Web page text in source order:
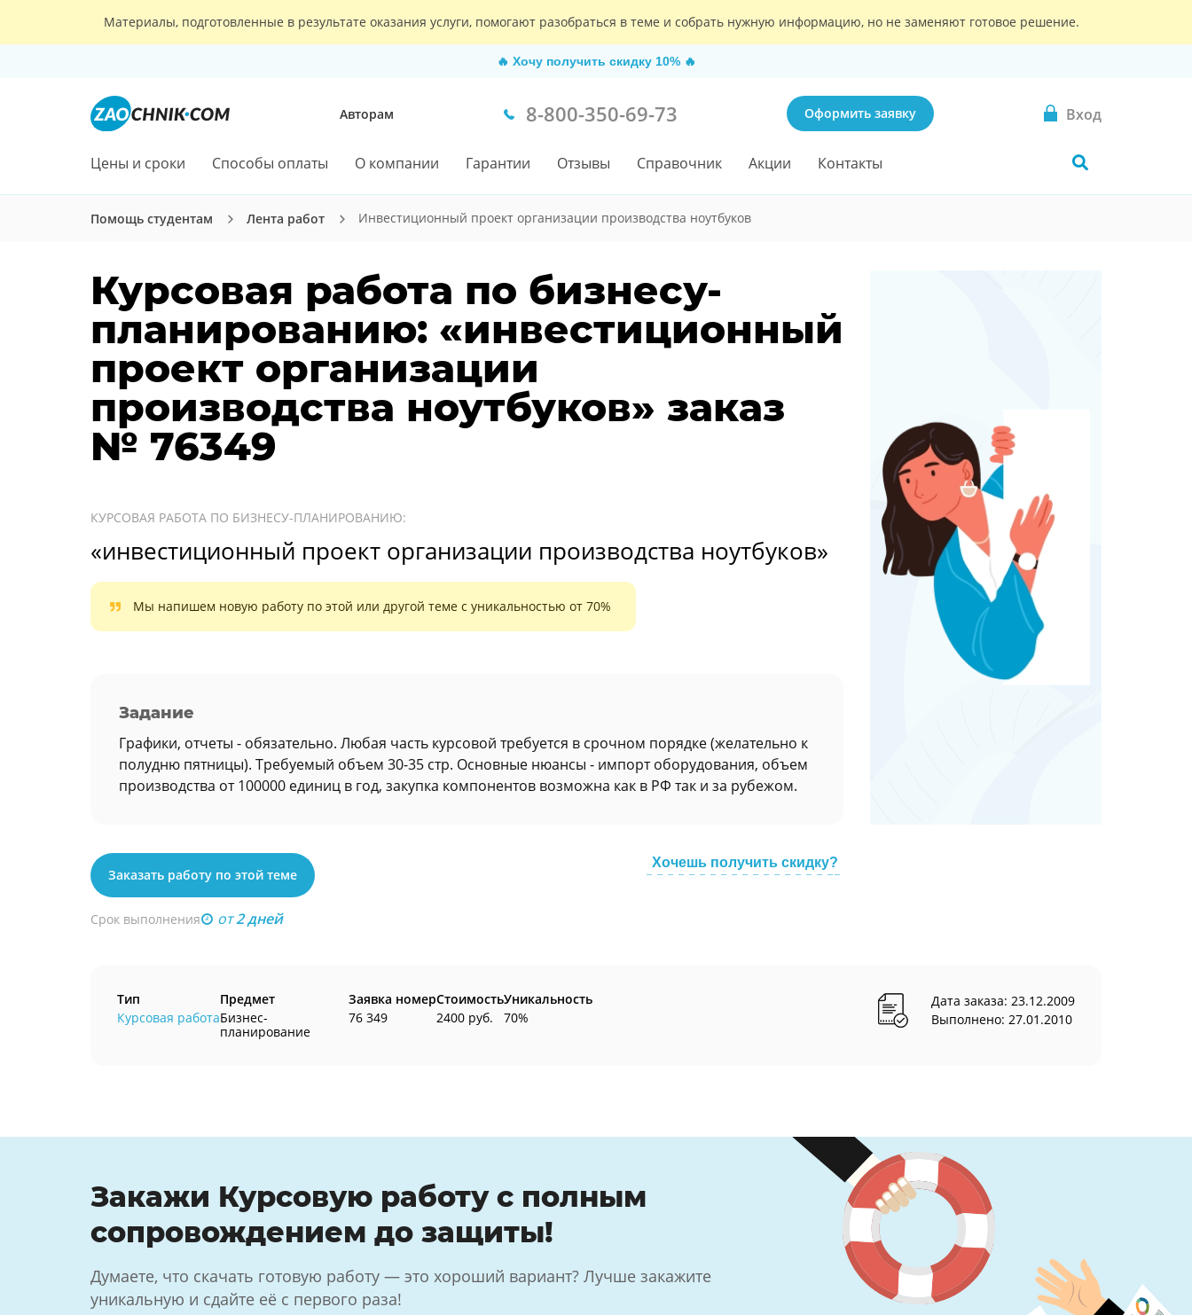
Материалы, подготовленные в результате оказания услуги, помогают разобраться в теме и собрать нужную информацию, но не заменяют готовое решение.
🔥 Хочу получить скидку 10% 🔥
Авторам 8-800-350-69-73 Оформить заявку Вход
Цены и сроки Способы оплаты О компании Гарантии Отзывы Справочник Акции Контакты
Помощь студентам Лента работ Инвестиционный проект организации производства ноутбуков
Курсовая работа по бизнесу-
планированию: «инвестиционный
проект организации
производства ноутбуков» заказ
№ 76349
КУРСОВАЯ РАБОТА ПО БИЗНЕСУ-ПЛАНИРОВАНИЮ:
«инвестиционный проект организации производства ноутбуков»
Мы напишем новую работу по этой или другой теме с уникальностью от 70%
Задание
Графики, отчеты - обязательно. Любая часть курсовой требуется в срочном порядке (желательно к
полудню пятницы). Требуемый объем 30-35 стр. Основные нюансы - импорт оборудования, объем
производства от 100000 единиц в год, закупка компонентов возможна как в РФ так и за рубежом.
Заказать работу по этой теме
Срок выполнения от2 дней
Хочешь получить скидку?
Тип
Курсовая работа
Предмет
Бизнес-
планирование
Заявка номер
76 349
Стоимость
2400 руб.
Уникальность
70%
Дата заказа: 23.12.2009
Выполнено: 27.01.2010
Закажи Курсовую работу с полным
сопровождением до защиты!
Думаете, что скачать готовую работу — это хороший вариант? Лучше закажите
уникальную и сдайте её с первого раза!